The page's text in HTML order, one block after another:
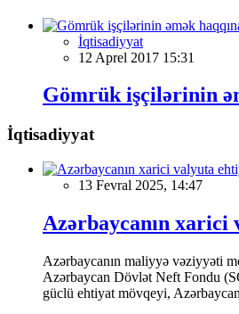
İqtisadiyyat
12 Aprel 2017 15:31
Gömrük işçilərinin
İqtisadiyyat
13 Fevral 2025, 14:47
Azərbaycanın xarici
Azərbaycanın maliyyə vəziyyəti
Azərbaycan Dövlət Neft Fondu
güclü ehtiyat mövqeyi,